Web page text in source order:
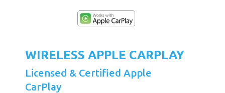
WIRELESS APPLE CARPLAY
Licensed & Certified Apple
CarPlay